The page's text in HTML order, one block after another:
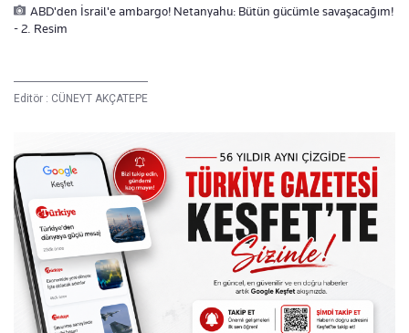
ABD'den İsrail'e ambargo! Netanyahu: Bütün gücümle savaşacağım!
- 2. Resim
Editör : CÜNEYT AKÇATEPE